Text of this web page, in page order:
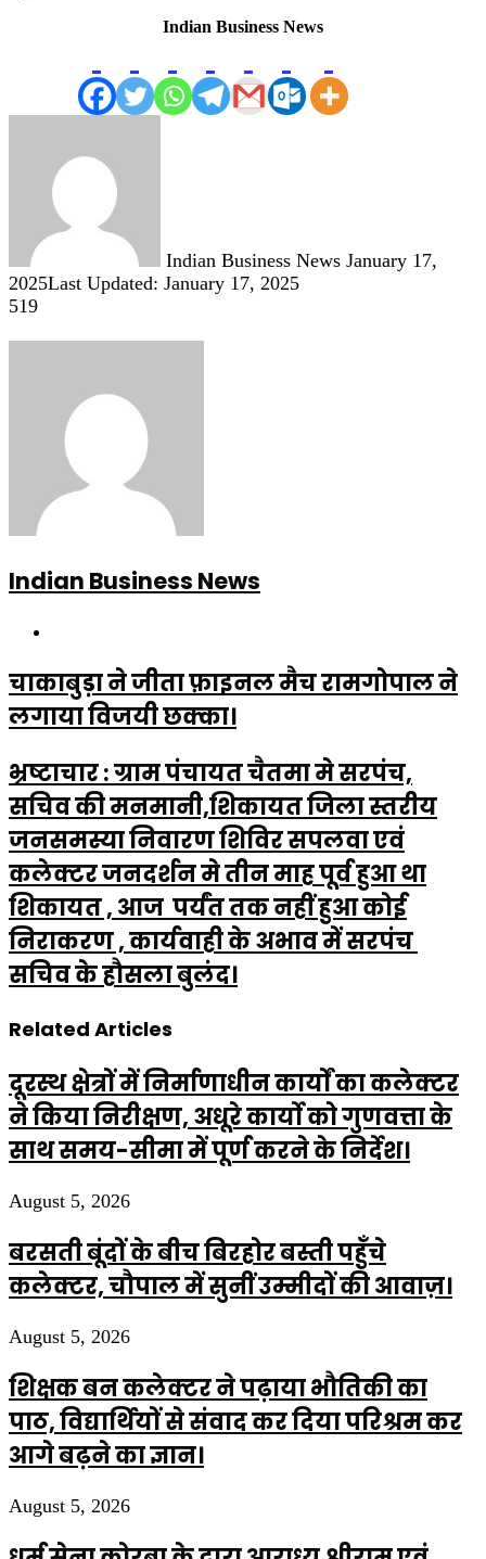
Indian Business News
Indian Business News January 17,
2025Last Updated: January 17, 2025
519
Indian Business News
चाकाबुड़ा ने जीता फ़ाइनल मैच रामगोपाल ने
लगाया विजयी छक्का।
भ्रष्टाचार : ग्राम पंचायत चैतमा मे सरपंच,
सचिव की मनमानी,शिकायत जिला स्तरीय
जनसमस्या निवारण शिविर सपलवा एवं
कलेक्टर जनदर्शन मे तीन माह पूर्व हुआ था
शिकायत , आज पर्यंत तक नहीं हुआ कोई
निराकरण , कार्यवाही के अभाव में सरपंच
सचिव के हौसला बुलंद।
Related Articles
दूरस्थ क्षेत्रों में निर्माणाधीन कार्यों का कलेक्टर
ने किया निरीक्षण, अधूरे कार्यो को गुणवत्ता के
साथ समय-सीमा में पूर्ण करने के निर्देश।
August 5, 2026
बरसती बूंदों के बीच बिरहोर बस्ती पहुँचे
कलेक्टर, चौपाल में सुनीं उम्मीदों की आवाज़।
August 5, 2026
शिक्षक बन कलेक्टर ने पढ़ाया भौतिकी का
पाठ, विद्यार्थियों से संवाद कर दिया परिश्रम कर
आगे बढ़ने का ज्ञान।
August 5, 2026